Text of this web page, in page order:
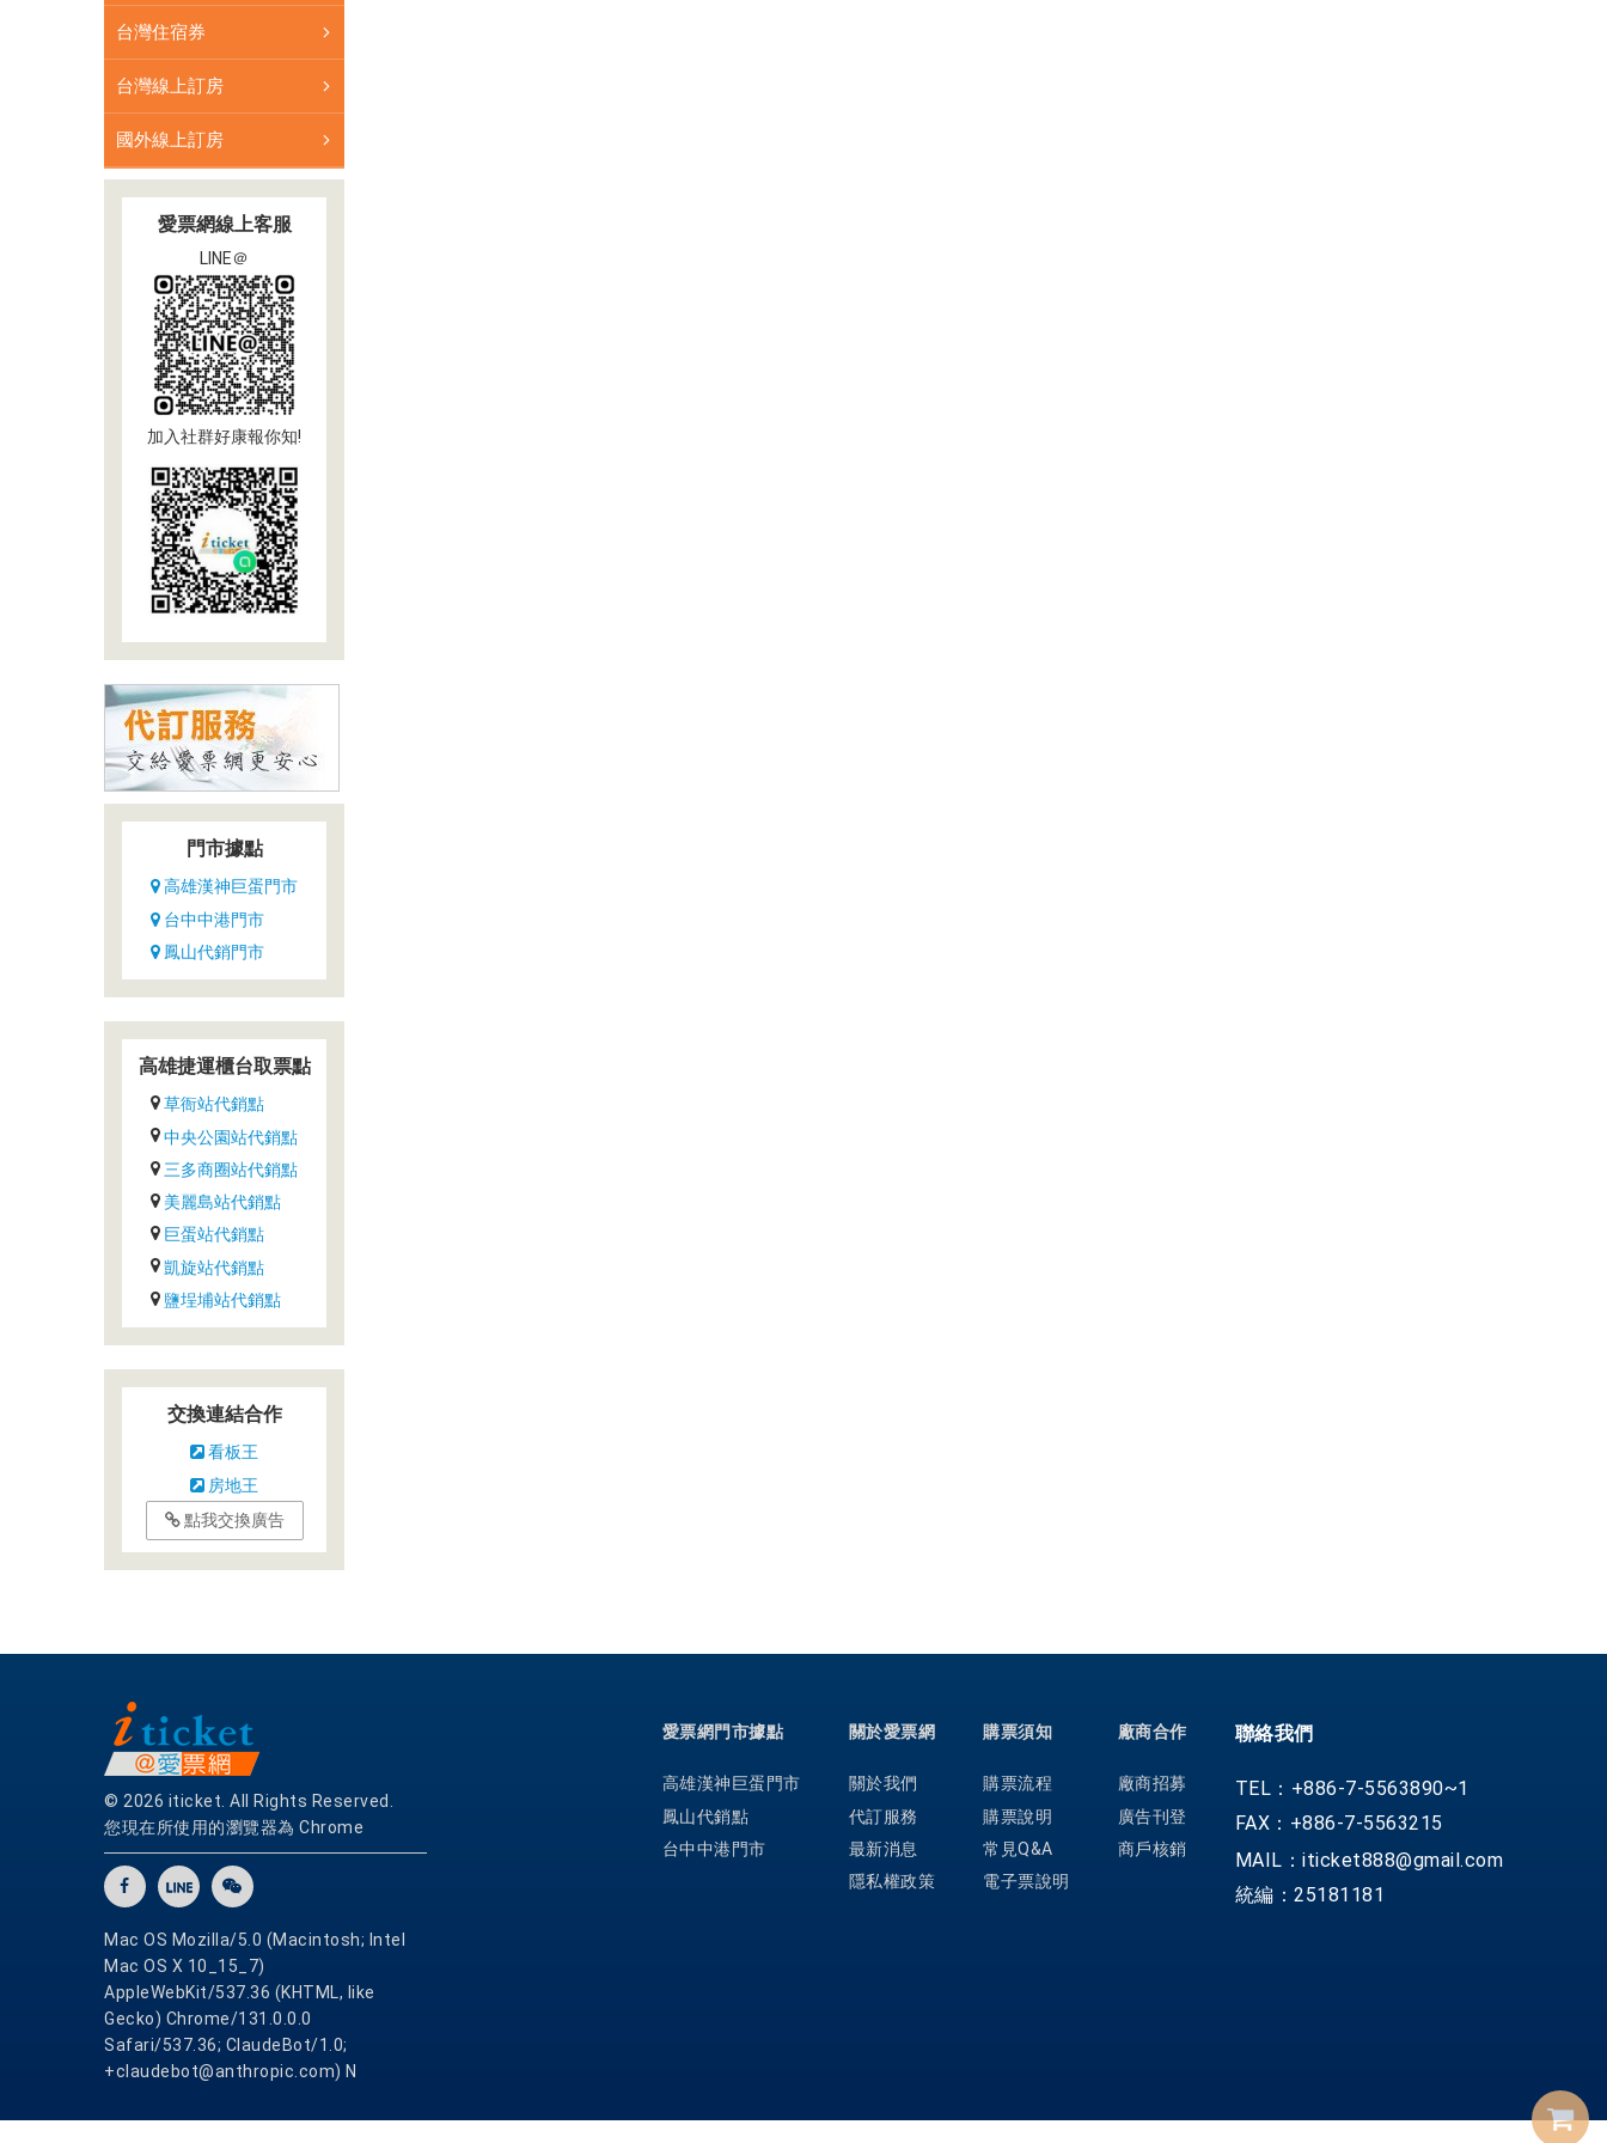
台灣住宿券
台灣線上訂房
國外線上訂房
愛票網線上客服
LINE＠
加入社群好康報你知!
門市據點
高雄漢神巨蛋門市
台中中港門市
鳳山代銷門市
高雄捷運櫃台取票點
草衙站代銷點
中央公園站代銷點
三多商圈站代銷點
美麗島站代銷點
巨蛋站代銷點
凱旋站代銷點
鹽埕埔站代銷點
交換連結合作
看板王
房地王
點我交換廣告
© 2026 iticket. All Rights Reserved.
您現在所使用的瀏覽器為 Chrome
Mac OS Mozilla/5.0 (Macintosh; Intel
Mac OS X 10_15_7)
AppleWebKit/537.36 (KHTML, like
Gecko) Chrome/131.0.0.0
Safari/537.36; ClaudeBot/1.0;
+claudebot@anthropic.com) N
聯絡我們
TEL：+886-7-5563890~1
FAX：+886-7-5563215
MAIL：iticket888@gmail.com
統編：25181181
廠商合作
廠商招募
廣告刊登
商戶核銷
購票須知
購票流程
購票說明
常見Q&A
電子票說明
關於愛票網
關於我們
代訂服務
最新消息
隱私權政策
愛票網門市據點
高雄漢神巨蛋門市
鳳山代銷點
台中中港門市